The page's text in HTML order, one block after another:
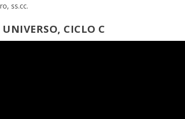
ss.cc.
UNIVERSO, CICLO C